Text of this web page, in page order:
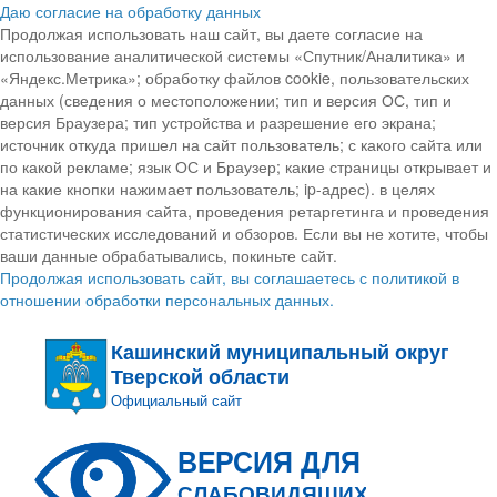
Даю согласие на обработку данных
Продолжая использовать наш сайт, вы даете согласие на
использование аналитической системы «Спутник/Аналитика» и
«Яндекс.Метрика»; обработку файлов cookie, пользовательских
данных (сведения о местоположении; тип и версия ОС, тип и
версия Браузера; тип устройства и разрешение его экрана;
источник откуда пришел на сайт пользователь; с какого сайта или
по какой рекламе; язык ОС и Браузер; какие страницы открывает и
на какие кнопки нажимает пользователь; ip-адрес). в целях
функционирования сайта, проведения ретаргетинга и проведения
статистических исследований и обзоров. Если вы не хотите, чтобы
ваши данные обрабатывались, покиньте сайт.
Продолжая использовать сайт, вы соглашаетесь с политикой в
отношении обработки персональных данных.